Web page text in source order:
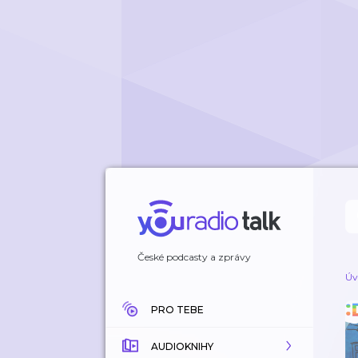
České podcasty a zprávy
PRO TEBE
AUDIOKNIHY